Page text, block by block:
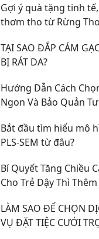
Gợi ý quà tặng tinh tế,
thơm tho từ Rừng
TẠI SAO ĐẮP CÁM
BỊ RÁT DA?
Hướng Dẫn Cách
Ngon Và Bảo Quản
Bắt đầu tìm hiểu mô
PLS-SEM từ đâu?
Bí Quyết Tăng Chiều
Cho Trẻ Dậy Thì
LÀM SAO ĐỂ CHỌN
VỤ ĐẶT TIỆC CƯỚI